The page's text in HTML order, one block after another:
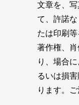
文章を、
て、許諾
たは印刷
著作権、
り、場合
るいは損
ります。ご